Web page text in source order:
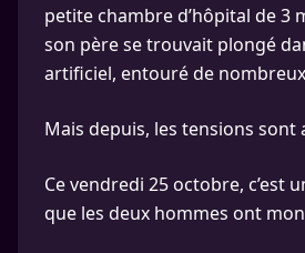
petite chambre d’hôpital de 3
son père se trouvait plongé
artificiel, entouré de
Mais depuis, les tensions sont
Ce vendredi 25 octobre, c’est
que les deux hommes ont